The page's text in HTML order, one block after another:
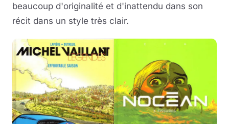
beaucoup d'originalité et d'inattendu dans son
récit dans un style très clair.